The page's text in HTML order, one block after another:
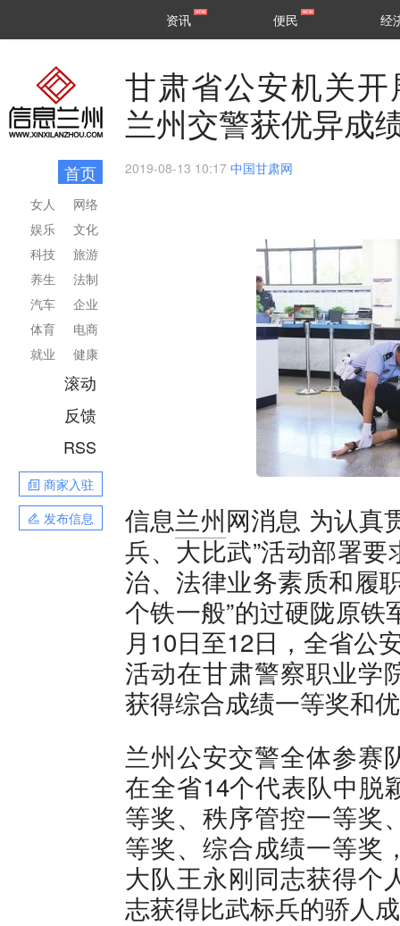
区县
资讯 便民 经
首页
网络
文化
旅游
法制
企业
电商
健康
女人
娱乐
科技
养生
汽车
体育
就业
滚动
反馈
RSS
商家入驻
发布信息
甘肃省公安机关开
兰州交警获优异成
2019-08-13 10:17 中国甘肃网
信息兰州网消息 为认真
兵、大比武”活动部署
治、法律业务素质和履
个铁一般”的过硬陇原铁
月10日至12日，全省公
活动在甘肃警察职业学
获得综合成绩一等奖和
兰州公安交警全体参赛
在全省14个代表队中脱
等奖、秩序管控一等奖
等奖、综合成绩一等奖
大队王永刚同志获得个
志获得比武标兵的骄人